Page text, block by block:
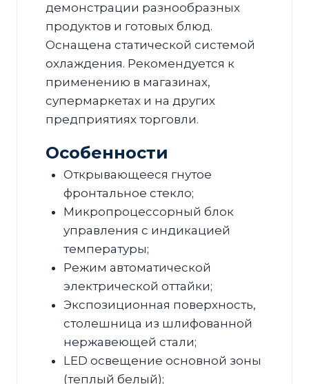
демонстрации разнообразных
продуктов и готовых блюд.
Оснащена статической системой
охлаждения. Рекомендуется к
применению в магазинах,
супермаркетах и на других
предприятиях торговли.
Особенности
Открывающееся гнутое
фронтальное стекло;
Микропроцессорный блок
управления с индикацией
температуры;
Режим автоматической
электрической оттайки;
Экспозиционная поверхность,
столешница из шлифованной
нержавеющей стали;
LED освещение основной зоны
(теплый белый);